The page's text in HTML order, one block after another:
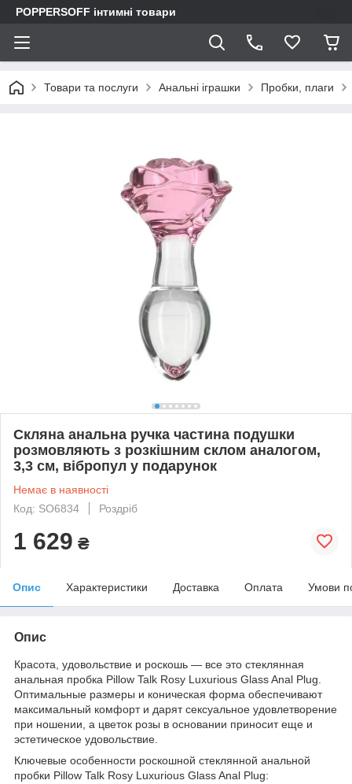
POPPERSOFF інтимні товари
Товари та послуги Анальні іграшки Пробки, плаги
Скляна анальна ручка частина подушки
розмовляють з розкішним склом аналогом,
3,3 см, вібропул у подарунок
Немає в наявності
Код: SO6834
Роздріб
1 629 ₴
Опис Характеристики Доставка Оплата Умови
Опис
Красота, удовольствие и роскошь — все это стеклянная
анальная пробка Pillow Talk Rosy Luxurious Glass Anal Plug.
Оптимальные размеры и коническая форма обеспечивают
максимальный комфорт и дарят сексуальное удовлетворение
при ношении, а цветок розы в основании приносит еще и
эстетическое удовольствие.
Ключевые особенности роскошной стеклянной анальной
пробки Pillow Talk Rosy Luxurious Glass Anal Plug: